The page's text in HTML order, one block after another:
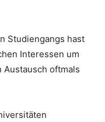
Studiengangs hast
Interessen um
oftmals